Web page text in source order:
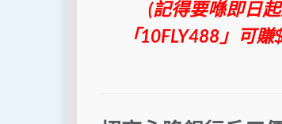
(記得要喺即日
「10FLY488」可